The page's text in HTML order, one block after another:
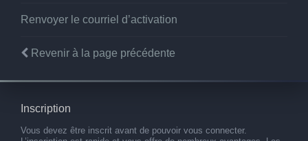
Renvoyer le courriel d’activation
Revenir à la page précédente
Inscription
Vous devez être inscrit avant de pouvoir vous connecter.